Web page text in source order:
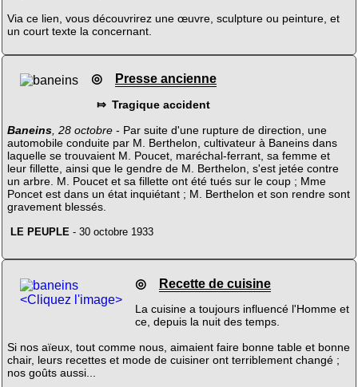
Via ce lien, vous découvrirez une œuvre, sculpture ou peinture, et
un court texte la concernant.
◎ Presse ancienne
⤇ Tragique accident
Baneins, 28 octobre- Par suite d'une rupture de direction, une
automobile conduite par M. Berthelon, cultivateur à Baneins dans
laquelle se trouvaient M. Poucet, maréchal-ferrant, sa femme et
leur fillette, ainsi que le gendre de M. Berthelon, s'est jetée contre
un arbre. M. Poucet et sa fillette ont été tués sur le coup ; Mme
Poncet est dans un état inquiétant ; M. Berthelon et son rendre sont
gravement blessés.
LE PEUPLE - 30 octobre 1933
<Cliquez l'image>
◎ Recette de cuisine
La cuisine a toujours influencé l'Homme et
ce, depuis la nuit des temps.
Si nos aïeux, tout comme nous, aimaient faire bonne table et bonne
chair, leurs recettes et mode de cuisiner ont terriblement changé ;
nos goûts aussi...